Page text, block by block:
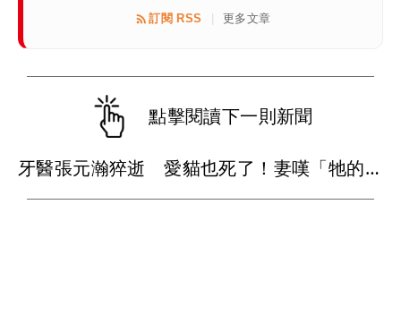
訂閱 RSS 更多文章
點擊閱讀下一則新聞
牙醫張元瀚猝逝 愛貓也死了！妻嘆「牠的難過不比我們少」